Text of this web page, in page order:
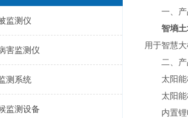
监测仪
害监测仪
测系统
监测设备
一、产
智墒
用于智慧
二、产
太阳能
太阳能
内置锂